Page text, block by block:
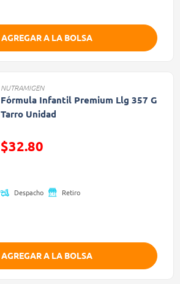
AGREGAR A LA BOLSA
NUTRAMIGEN
Fórmula Infantil Premium Llg 357 G
Tarro Unidad
$32.80
Despacho Retiro
AGREGAR A LA BOLSA